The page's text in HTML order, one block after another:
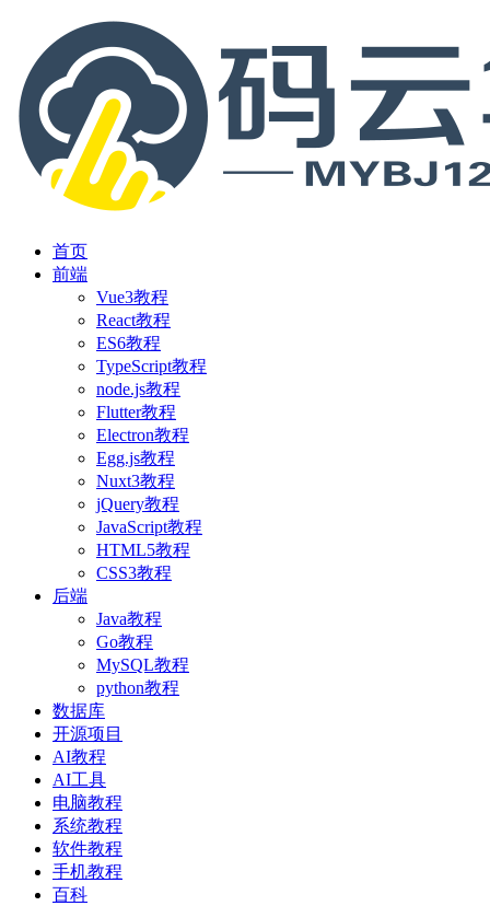
首页
前端
Vue3教程
React教程
ES6教程
TypeScript教程
node.js教程
Flutter教程
Electron教程
Egg.js教程
Nuxt3教程
jQuery教程
JavaScript教程
HTML5教程
CSS3教程
后端
Java教程
Go教程
MySQL教程
python教程
数据库
开源项目
AI教程
AI工具
电脑教程
系统教程
软件教程
手机教程
百科